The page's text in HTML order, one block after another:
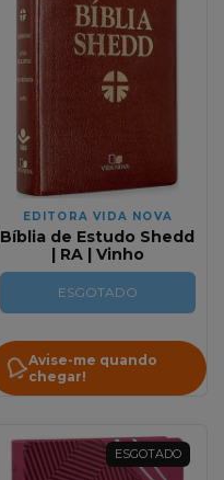
EDITORA VIDA NOVA
Bíblia de Estudo Shedd
| RA | Vinho
ESGOTADO
Avise-me quando
chegar!
ESGOTADO